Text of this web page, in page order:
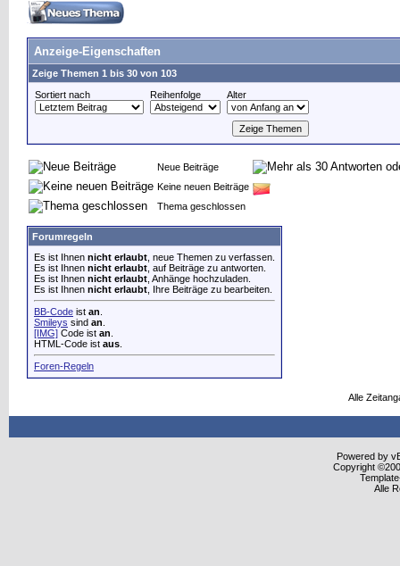
Anzeige-Eigenschaften
Zeige Themen 1 bis 30 von 103
Sortiert nach
Reihenfolge Alter
Neue Beiträge
Keine neuen Beiträge
Thema geschlossen
Forumregeln
Es ist Ihnen nicht erlaubt , neue Themen zu verfassen.
Es ist Ihnen nicht erlaubt , auf Beiträge zu antworten.
Es ist Ihnen nicht erlaubt , Anhänge hochzuladen.
Es ist Ihnen nicht erlaubt , Ihre Beiträge zu bearbeiten.
BB-Code ist an
Smileys sind an
[IMG] Code ist an
HTML-Code ist aus
Foren-Regeln
Alle
Powered by
Copyright
Alle